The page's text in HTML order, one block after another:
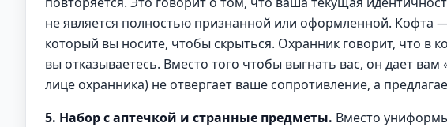
не является полностью признанной или оформленной. Кофта
который вы носите, чтобы скрыться. Охранник говорит, что в
вы отказываетесь. Вместо того чтобы выгнать вас, он дает
лице охранника) не отвергает ваше сопротивление, а
5. Набор с аптечкой и странные предметы. Вместо